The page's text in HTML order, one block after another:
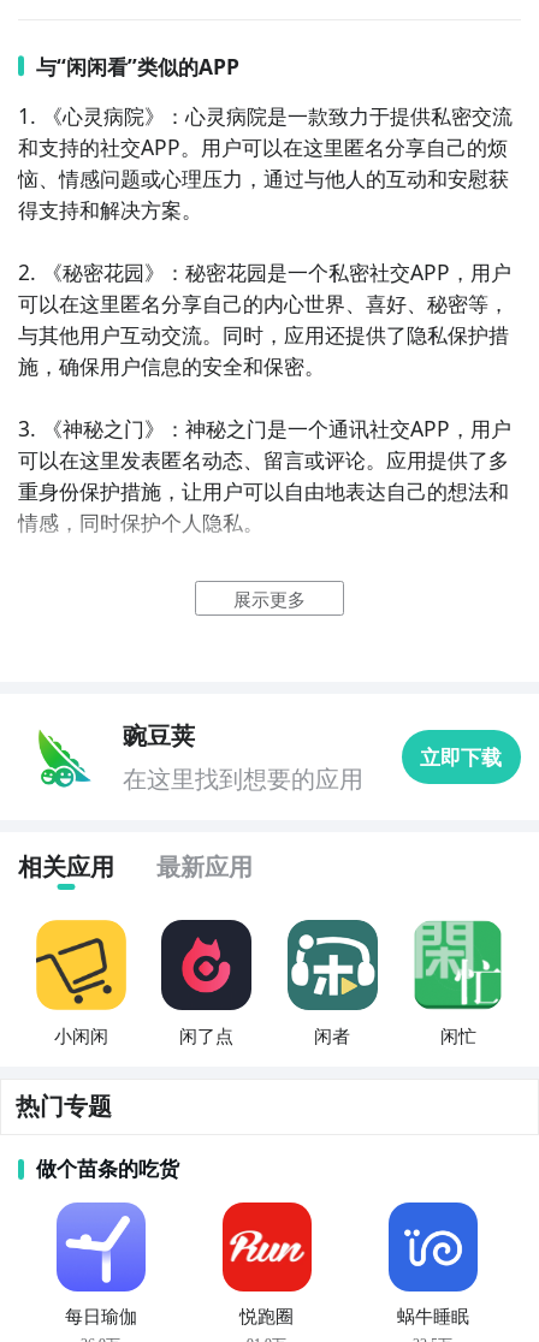
与“闲闲看”类似的APP
1. 《心灵病院》：心灵病院是一款致力于提供私密交流
和支持的社交APP。用户可以在这里匿名分享自己的烦
恼、情感问题或心理压力，通过与他人的互动和安慰获
得支持和解决方案。
2. 《秘密花园》：秘密花园是一个私密社交APP，用户
可以在这里匿名分享自己的内心世界、喜好、秘密等，
与其他用户互动交流。同时，应用还提供了隐私保护措
施，确保用户信息的安全和保密。
3. 《神秘之门》：神秘之门是一个通讯社交APP，用户
可以在这里发表匿名动态、留言或评论。应用提供了多
重身份保护措施，让用户可以自由地表达自己的想法和
情感，同时保护个人隐私。
4. 《幽影树洞》：幽影树洞是一款私密交流社交APP，
用户可以在这里匿名发表心情、分享秘密或寻求建议。
5. 《情感倾诉社》：情感倾诉社是一个致力于提供情感
支持和交流的社交APP。用户可以在这里匿名分享自己
6. 《秘密日记本》：秘密日记本是一个提供私密交流和
分享的社交APP。用户可以在这里匿名记录自己的感
受、秘密或日常心情，与其他用户进行互动和评论。
7. 《悄悄话》：悄悄话是一个私密社交APP，用户可以
在这里匿名发表悄悄话、留言或评论。应用提供了多重
时保护个人隐私。
8. 《心事分享圈》：心事分享圈是一个致力于提供私密
交流和倾诉的社交APP。用户可以在这里匿名分享自己
的心事、烦恼或心理困扰，与其他用户互动交流并获得
支持和建议。
9. 《秘密日记》：秘密日记是一个提供私密分享和交流
展示更多
豌豆荚
在这里找到想要的应用
立即下载
相关应用 最新应用
小闲闲 闲了点 闲者 闲忙
热门专题
做个苗条的吃货
每日瑜伽 悦跑圈 蜗牛睡眠